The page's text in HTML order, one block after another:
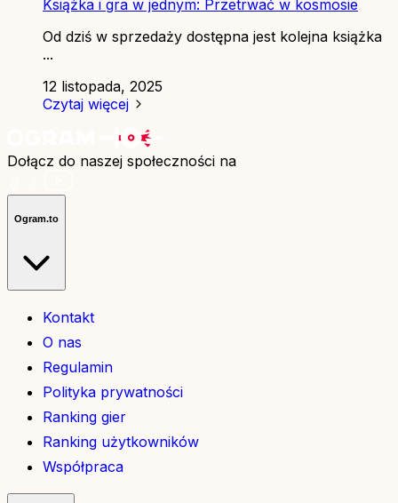
Książka i gra w jednym: Przetrwać w kosmosie
Od dziś w sprzedaży dostępna jest kolejna książka
...
12 listopada, 2025
Czytaj więcej
Dołącz do naszej społeczności na
Ogram.to
Kontakt
O nas
Regulamin
Polityka prywatności
Ranking gier
Ranking użytkowników
Współpraca